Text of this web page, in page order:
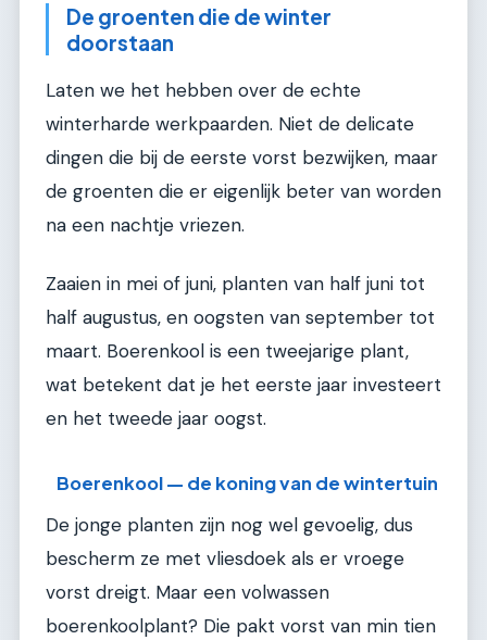
De groenten die de winter
doorstaan
Laten we het hebben over de echte
winterharde werkpaarden. Niet de delicate
dingen die bij de eerste vorst bezwijken, maar
de groenten die er eigenlijk beter van worden
na een nachtje vriezen.
Zaaien in mei of juni, planten van half juni tot
half augustus, en oogsten van september tot
maart. Boerenkool is een tweejarige plant,
wat betekent dat je het eerste jaar investeert
en het tweede jaar oogst.
Boerenkool — de koning van de wintertuin
De jonge planten zijn nog wel gevoelig, dus
bescherm ze met vliesdoek als er vroege
vorst dreigt. Maar een volwassen
boerenkoolplant? Die pakt vorst van min tien